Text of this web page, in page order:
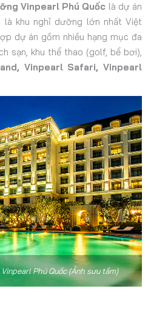
Vinpearl Phú Quốc là dự án
khu nghỉ dưỡng lớn nhất Việt
dự án gồm nhiều hạng mục đa
sạn, khu thể thao (golf, bể bơi),
Vinpearl Safari, Vinpearl
Phú Quốc (Ảnh sưu tầm)